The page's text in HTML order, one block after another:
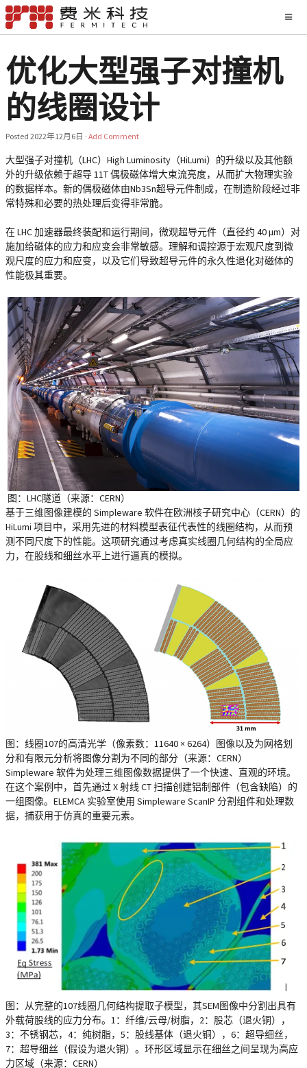
优化大型强子对撞机
的线圈设计
Posted 2022年12月6日 · Add Comment
大型强子对撞机（LHC）High Luminosity（HiLumi）的升级以及其他额
外的升级依赖于超导 11T 偶极磁体增大束流亮度，从而扩大物理实验
的数据样本。新的偶极磁体由Nb3Sn超导元件制成，在制造阶段经过非
常特殊和必要的热处理后变得非常脆。
在 LHC 加速器最终装配和运行期间，微观超导元件（直径约 40 µm）对
施加给磁体的应力和应变会非常敏感。理解和调控源于宏观尺度到微
观尺度的应力和应变，以及它们导致超导元件的永久性退化对磁体的
性能极其重要。
图：LHC隧道（来源：CERN）
基于三维图像建模的 Simpleware 软件在欧洲核子研究中心（CERN）的
HiLumi 项目中，采用先进的材料模型表征代表性的线圈结构，从而预
测不同尺度下的性能。这项研究通过考虑真实线圈几何结构的全局应
力，在股线和细丝水平上进行逼真的模拟。
图：线圈107的高清光学（像素数：11640 × 6264）图像以及为网格划
分和有限元分析将图像分割为不同的部分（来源：CERN）
Simpleware 软件为处理三维图像数据提供了一个快速、直观的环境。
在这个案例中，首先通过 X 射线 CT 扫描创建铝制部件（包含缺陷）的
一组图像。ELEMCA 实验室使用 Simpleware ScanIP 分割组件和处理数
据，捕获用于仿真的重要元素。
图：从完整的107线圈几何结构提取子模型，其SEM图像中分割出具有
外载荷股线的应力分布。1：纤维/云母/树脂，2：股芯（退火铜），
3：不锈钢芯，4：纯树脂，5：股线基体（退火铜），6：超导细丝，
7：超导细丝（假设为退火铜）。环形区域显示在细丝之间呈现为高应
力区域（来源：CERN）